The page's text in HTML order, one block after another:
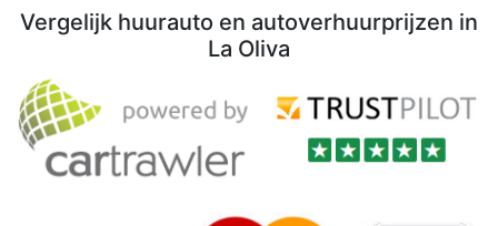
Vergelijk huurauto en autoverhuurprijzen in
La Oliva